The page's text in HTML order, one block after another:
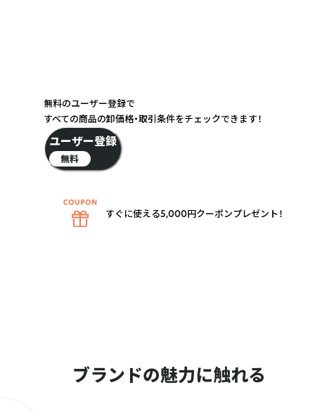
ブランドの魅力に触れる
無料のユーザー登録で
すべての商品の卸価格・取引条件をチェックできます！
ユーザー登録
無料
すぐに使える5,000円クーポンプレゼント！